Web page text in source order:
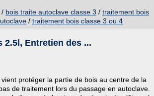
/ bois traite autoclave classe 3 / traitement bois
/ traitement bois classe 3 ou 4
Entretien des ...
protéger la partie de bois au centre de la
de traitement lors du passage en autoclave.